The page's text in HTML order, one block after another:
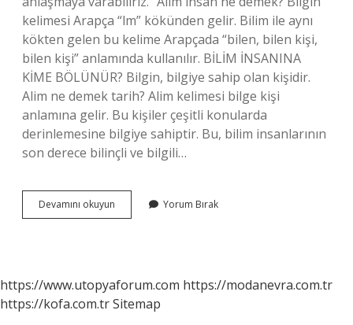
kelimesi Arapça “lm” kökünden gelir. Bilim ile aynı
kökten gelen bu kelime Arapçada “bilen, bilen kişi,
bilen kişi” anlamında kullanılır. BİLİM İNSANINA
KİME BÖLÜNÜR? Bilgin, bilgiye sahip olan kişidir.
Alim ne demek tarih? Alim kelimesi bilge kişi
anlamına gelir. Bu kişiler çeşitli konularda
derinlemesine bilgiye sahiptir. Bu, bilim insanlarının
son derece bilinçli ve bilgili…
Devamını okuyun
Ne
Yorum Bırak
https://www.utopyaforum.com https://modanevra.com.tr
https://kofa.com.trSitemap